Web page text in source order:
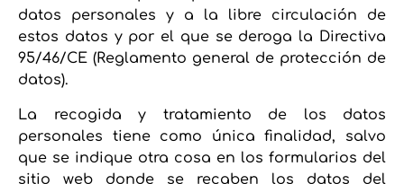
datos personales y a la libre circulación de
estos datos y por el que se deroga la Directiva
95/46/CE (Reglamento general de protección de
datos).
La recogida y tratamiento de los datos
personales tiene como única finalidad, salvo
que se indique otra cosa en los formularios del
sitio web donde se recaben los datos del